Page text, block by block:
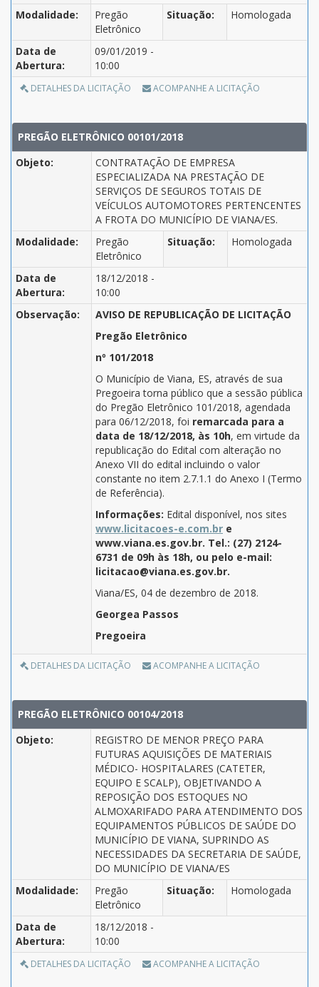
Modalidade:
Pregão
Eletrônico
Situação: Homologada
Data de
Abertura:
09/01/2019 -
10:00
DETALHES DA LICITAÇÃO ACOMPANHE A LICITAÇÃO
PREGÃO ELETRÔNICO 00101/2018
Objeto:
CONTRATAÇÃO DE EMPRESA
ESPECIALIZADA NA PRESTAÇÃO DE
SERVIÇOS DE SEGUROS TOTAIS DE
VEÍCULOS AUTOMOTORES PERTENCENTES
A FROTA DO MUNICÍPIO DE VIANA/ES.
Modalidade:
Pregão
Eletrônico
Situação: Homologada
Data de
Abertura:
18/12/2018 -
10:00
Observação:
AVISO DE REPUBLICAÇÃO DE LICITAÇÃO
Pregão Eletrônico
nº 101/2018
O Município de Viana, ES, através de sua
Pregoeira torna público que a sessão pública
do Pregão Eletrônico 101/2018, agendada
para 06/12/2018, foi remarcada para a
data de 18/12/2018, às 10h, em virtude da
republicação do Edital com alteração no
Anexo VII do edital incluindo o valor
constante no item 2.7.1.1 do Anexo I (Termo
de Referência).
Informações: Edital disponível, nos sites
www.licitacoes-e.com.br e
www.viana.es.gov.br. Tel.: (27) 2124-
6731 de 09h às 18h, ou pelo e-mail:
licitacao@viana.es.gov.br.
Viana/ES, 04 de dezembro de 2018.
Georgea Passos
Pregoeira
DETALHES DA LICITAÇÃO ACOMPANHE A LICITAÇÃO
PREGÃO ELETRÔNICO 00104/2018
Objeto:
REGISTRO DE MENOR PREÇO PARA
FUTURAS AQUISIÇÕES DE MATERIAIS
MÉDICO- HOSPITALARES (CATETER,
EQUIPO E SCALP), OBJETIVANDO A
REPOSIÇÃO DOS ESTOQUES NO
ALMOXARIFADO PARA ATENDIMENTO DOS
EQUIPAMENTOS PÚBLICOS DE SAÚDE DO
MUNICÍPIO DE VIANA, SUPRINDO AS
NECESSIDADES DA SECRETARIA DE SAÚDE,
DO MUNICÍPIO DE VIANA/ES
Modalidade:
Pregão
Eletrônico
Situação: Homologada
Data de
Abertura:
18/12/2018 -
10:00
DETALHES DA LICITAÇÃO ACOMPANHE A LICITAÇÃO